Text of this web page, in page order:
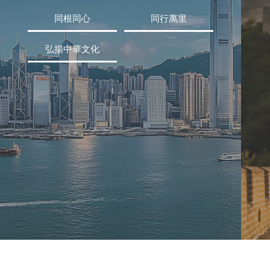
同根同心 同行萬里
弘揚中華文化